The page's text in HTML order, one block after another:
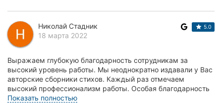
Николай Стадник
18 марта 2022
5.0
Выражаем глубокую благодарность сотрудникам за
высокий уровень работы. Мы неоднократно издавали у Вас
авторские сборники стихов. Каждый раз отмечаем
высокий профессионализм работы. Особая благодарность
менеджеру Виталию Сергеевичу. С уважением Н....
Показать полностью